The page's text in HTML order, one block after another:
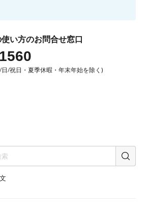
い方のお問合せ窓口
/祝日・夏季休暇・年末年始を除く)